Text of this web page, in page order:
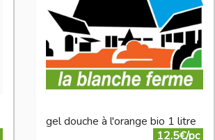
gel douche à l'orange bio 1 litre
12.5€/pc